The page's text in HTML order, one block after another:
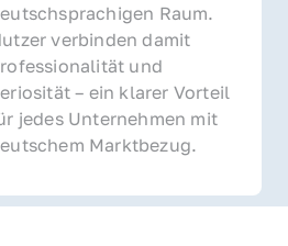
Raum.
verbinden damit
und
– ein klarer Vorteil
jedes Unternehmen mit
Marktbezug.